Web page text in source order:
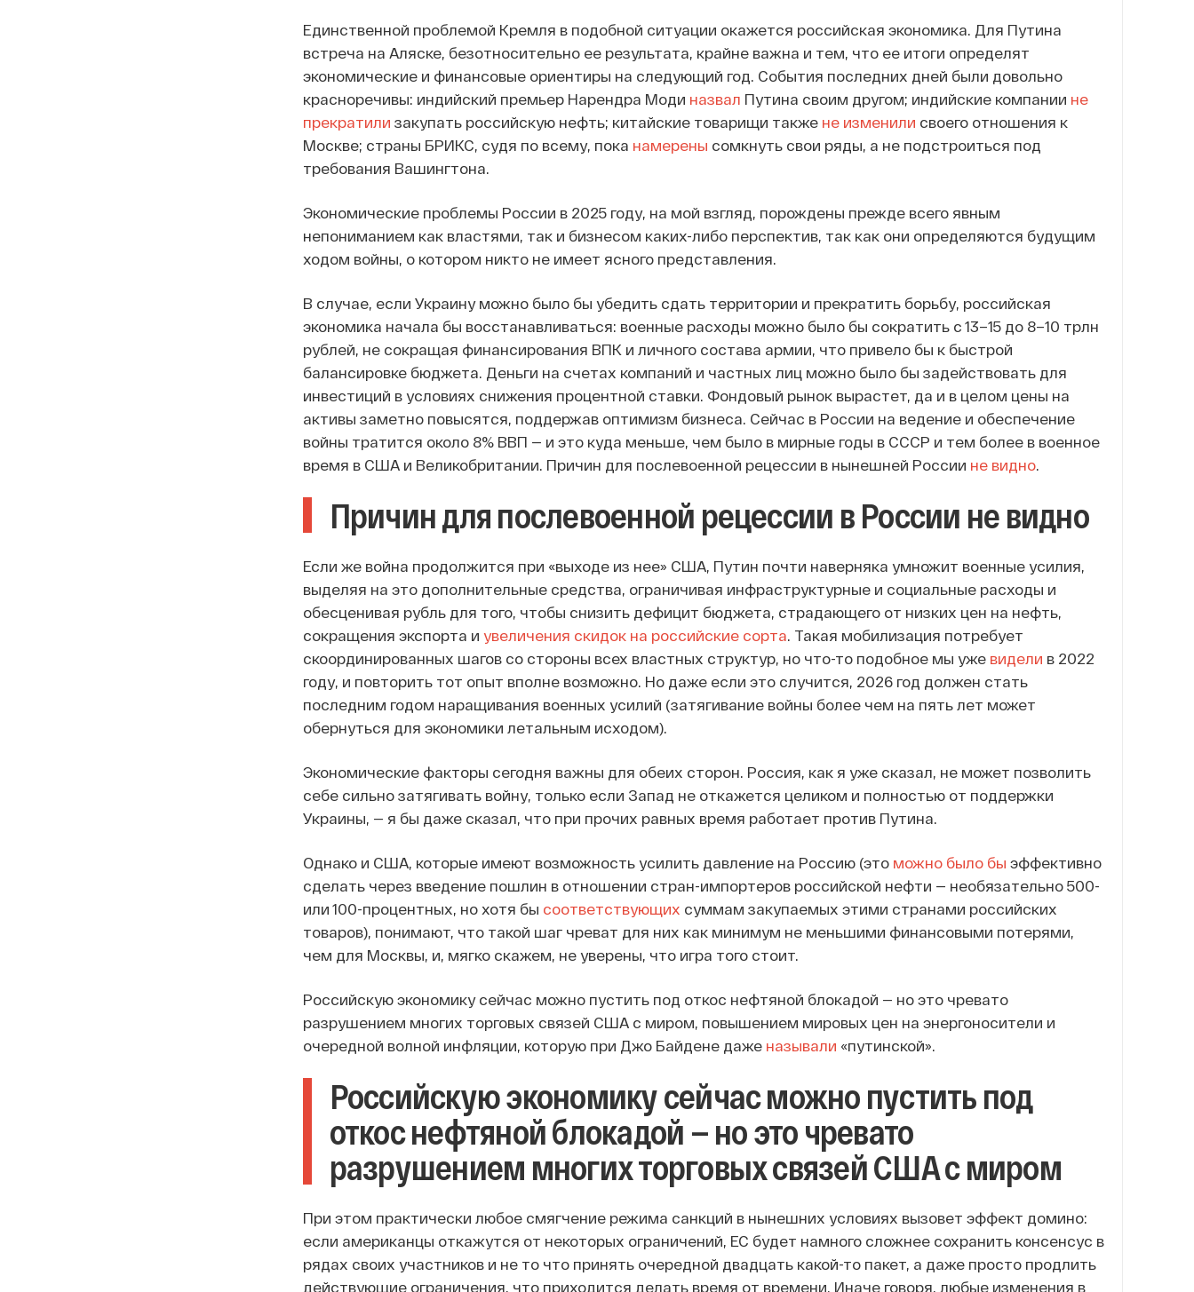
Единственной проблемой Кремля в подобной ситуации окажется российская экономика. Для Путина
встреча на Аляске, безотносительно ее результата, крайне важна и тем, что ее итоги определят
экономические и финансовые ориентиры на следующий год. События последних дней были довольно
красноречивы: индийский премьер Нарендра Моди назвал Путина своим другом; индийские компании не
прекратили закупать российскую нефть; китайские товарищи также не изменили своего отношения к
Москве; страны БРИКС, судя по всему, пока намерены сомкнуть свои ряды, а не подстроиться под
требования Вашингтона.
Экономические проблемы России в 2025 году, на мой взгляд, порождены прежде всего явным
непониманием как властями, так и бизнесом каких-либо перспектив, так как они определяются будущим
ходом войны, о котором никто не имеет ясного представления.
В случае, если Украину можно было бы убедить сдать территории и прекратить борьбу, российская
экономика начала бы восстанавливаться: военные расходы можно было бы сократить с 13–15 до 8–10 трлн
рублей, не сокращая финансирования ВПК и личного состава армии, что привело бы к быстрой
балансировке бюджета. Деньги на счетах компаний и частных лиц можно было бы задействовать для
инвестиций в условиях снижения процентной ставки. Фондовый рынок вырастет, да и в целом цены на
активы заметно повысятся, поддержав оптимизм бизнеса. Сейчас в России на ведение и обеспечение
войны тратится около 8% ВВП — и это куда меньше, чем было в мирные годы в СССР и тем более в военное
время в США и Великобритании. Причин для послевоенной рецессии в нынешней России не видно.
Причин для послевоенной рецессии в России не видно
Если же война продолжится при «выходе из нее» США, Путин почти наверняка умножит военные усилия,
выделяя на это дополнительные средства, ограничивая инфраструктурные и социальные расходы и
обесценивая рубль для того, чтобы снизить дефицит бюджета, страдающего от низких цен на нефть,
сокращения экспорта и увеличения скидок на российские сорта. Такая мобилизация потребует
скоординированных шагов со стороны всех властных структур, но что-то подобное мы уже видели в 2022
году, и повторить тот опыт вполне возможно. Но даже если это случится, 2026 год должен стать
последним годом наращивания военных усилий (затягивание войны более чем на пять лет может
обернуться для экономики летальным исходом).
Экономические факторы сегодня важны для обеих сторон. Россия, как я уже сказал, не может позволить
себе сильно затягивать войну, только если Запад не откажется целиком и полностью от поддержки
Украины, — я бы даже сказал, что при прочих равных время работает против Путина.
Однако и США, которые имеют возможность усилить давление на Россию (это можно было бы эффективно
сделать через введение пошлин в отношении стран-импортеров российской нефти — необязательно 500-
или 100-процентных, но хотя бы соответствующих суммам закупаемых этими странами российских
товаров), понимают, что такой шаг чреват для них как минимум не меньшими финансовыми потерями,
чем для Москвы, и, мягко скажем, не уверены, что игра того стоит.
Российскую экономику сейчас можно пустить под откос нефтяной блокадой — но это чревато
разрушением многих торговых связей США с миром, повышением мировых цен на энергоносители и
очередной волной инфляции, которую при Джо Байдене даже называли «путинской».
Российскую экономику сейчас можно пустить под
откос нефтяной блокадой — но это чревато
разрушением многих торговых связей США с миром
При этом практически любое смягчение режима санкций в нынешних условиях вызовет эффект домино:
если американцы откажутся от некоторых ограничений, ЕС будет намного сложнее сохранить консенсус в
рядах своих участников и не то что принять очередной двадцать какой-то пакет, а даже просто продлить
действующие ограничения, что приходится делать время от времени. Иначе говоря, любые изменения в